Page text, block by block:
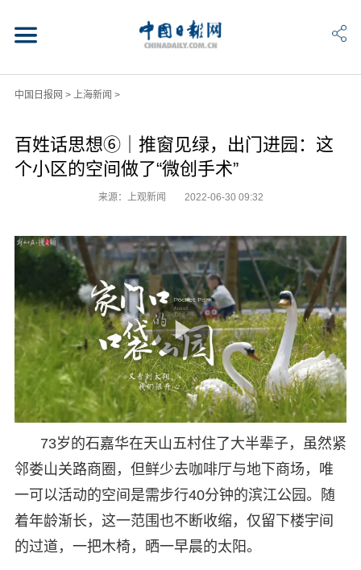
中国日报网 > 上海新闻 >
百姓话思想⑥｜推窗见绿，出门进园：这
个小区的空间做了“微创手术”
来源：上观新闻 2022-06-30 09:32
73岁的石嘉华在天山五村住了大半辈子，虽然紧
邻娄山关路商圈，但鲜少去咖啡厅与地下商场，唯
一可以活动的空间是需步行40分钟的滨江公园。随
着年龄渐长，这一范围也不断收缩，仅留下楼宇间
的过道，一把木椅，晒一早晨的太阳。